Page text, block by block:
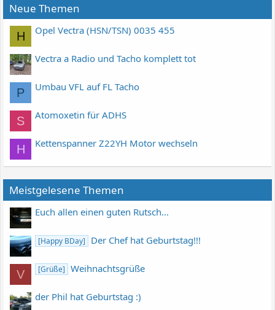
Neue Themen
H Opel Vectra (HSN/TSN) 0035 455
Vectra a Radio und Tacho komplett tot
P Umbau VFL auf FL Tacho
S Atomoxetin für ADHS
H Kettenspanner Z22YH Motor wechseln
Meistgelesene Themen
Euch allen einen guten Rutsch...
[Happy BDay] Der Chef hat Geburtstag!!!
V [Grüße] Weihnachtsgrüße
der Phil hat Geburtstag :)